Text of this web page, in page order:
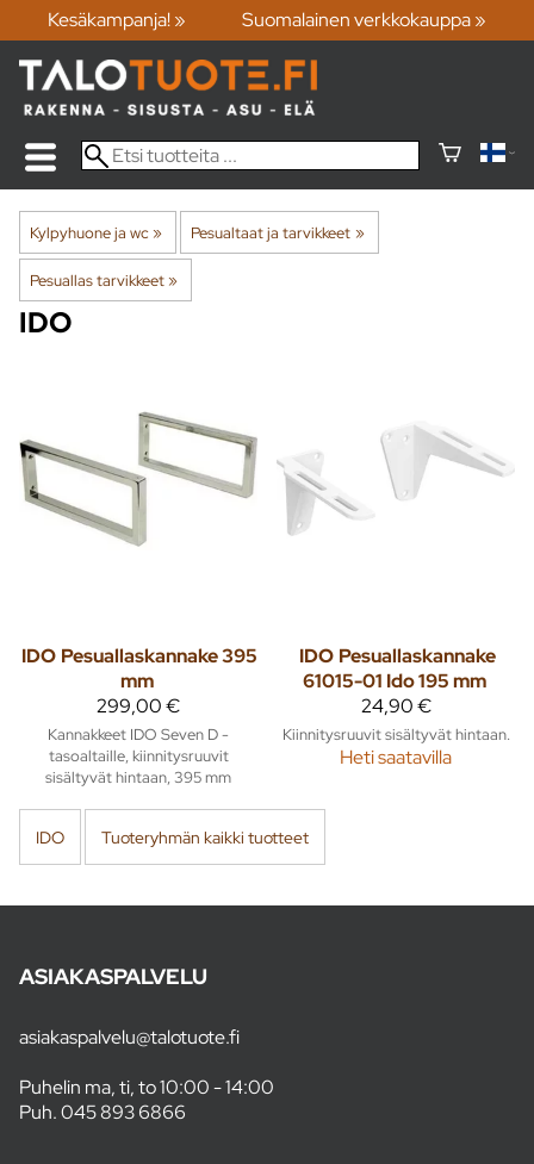
Kesäkampanja! » Suomalainen verkkokauppa »
Kylpyhuone ja wc‪» Pesualtaat ja tarvikkeet ‪»
Pesuallas tarvikkeet‪»
IDO
IDO Pesuallaskannake 395
mm
299,00 €
Kannakkeet IDO Seven D -
tasoaltaille, kiinnitysruuvit
sisältyvät hintaan, 395 mm
IDO Pesuallaskannake
61015-01 Ido 195 mm
24,90 €
Kiinnitysruuvit sisältyvät hintaan.
Heti saatavilla
IDO Tuoteryhmän kaikki tuotteet
ASIAKASPALVELU
asiakaspalvelu@talotuote.fi
Puhelin ma, ti, to 10:00 - 14:00
Puh.045 893 6866